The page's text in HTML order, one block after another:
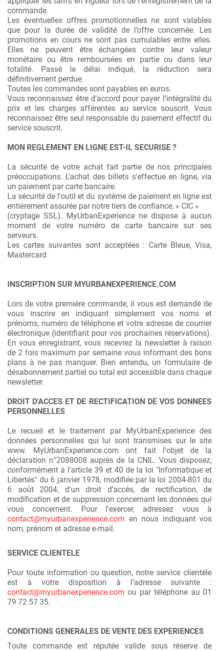
commande.
Les éventuelles offres promotionnelles ne sont valables
que pour la durée de validité de l’offre concernée. Les
promotions en cours ne sont pas cumulables entre elles.
Elles ne peuvent être échangées contre leur valeur
monétaire ou être remboursées en partie ou dans leur
totalité. Passé le délai indiqué, la réduction sera
définitivement perdue.
Toutes les commandes sont payables en euros.
Vous reconnaissez être d’accord pour payer l’intégralité du
prix et les charges afférentes au service souscrit. Vous
reconnaissez être seul responsable du paiement effectif du
service souscrit.
MON REGLEMENT EN LIGNE EST-IL SECURISE ?
La sécurité de votre achat fait partie de nos principales
préoccupations. L'achat des billets s'effectue en ligne, via
un paiement par carte bancaire.
La sécurité de l'outil et du système de paiement en ligne est
entièrement assurée par notre tiers de confiance, « CIC »
(cryptage SSL). MyUrbanExperience ne dispose à aucun
moment de votre numéro de carte bancaire sur ses
serveurs.
Les cartes suivantes sont acceptées : Carte Bleue, Visa,
Mastercard
INSCRIPTION SUR MYURBANEXPERIENCE.COM
Lors de votre première commande, il vous est demandé de
vous inscrire en indiquant simplement vos noms et
prénoms, numéro de téléphone et votre adresse de courrier
électronique (identifiant pour vos prochaines réservations).
En vous enregistrant, vous recevrez la newsletter à raison
de 2 fois maximum par semaine vous informant des bons
plans à ne pas manquer. Bien entendu, un formulaire de
désabonnement partiel ou total est accessible dans chaque
newsletter.
DROIT D'ACCES ET DE RECTIFICATION DE VOS DONNEES
PERSONNELLES
Le recueil et le traitement par MyUrbanExperience des
données personnelles qui lui sont transmises sur le site
www. MyUrbanExperience.com ont fait l'objet de la
déclaration n°2088008 auprès de la CNIL. Vous disposez,
conformément à l'article 39 et 40 de la loi "Informatique et
Libertés" du 6 janvier 1978, modifiée par la loi 2004-801 du
6 août 2004, d'un droit d'accès, de rectification, de
modification et de suppression concernant les données qui
vous concernent. Pour l'exercer, adressez vous à
contact@myurbanexperience.com en nous indiquant vos
nom, prénom et adresse e-mail.
SERVICE CLIENTELE
Pour toute information ou question, notre service clientèle
est à votre disposition à l’adresse suivante :
contact@myurbanexperience.com ou par téléphone au 01
79 72 57 35.
CONDITIONS GENERALES DE VENTE DES EXPERIENCES
Toute commande est réputée valide sous réserve de